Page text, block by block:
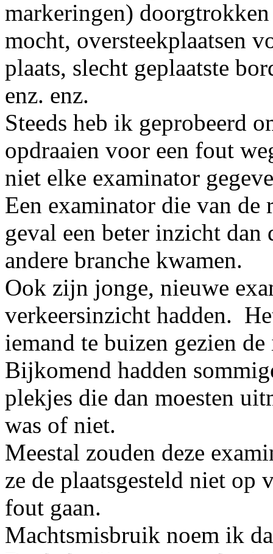
markeringen)
mocht, oversteekplaatsen
plaats, slecht geplaatste
enz. enz.
Steeds heb ik geprobeerd
opdraaien voor een fout
niet elke examinator
Een examinator die van
geval een beter inzicht dan
andere branche kwamen.
Ook zijn jonge, nieuwe
verkeersinzicht hadden.
iemand te buizen gezien
Bijkomend hadden
plekjes die dan moesten
was of niet.
Meestal zouden deze
ze de plaatsgesteld niet op
fout gaan.
Machtsmisbruik noem ik